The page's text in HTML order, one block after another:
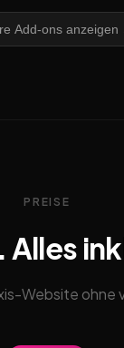
Add-ons anzeigen
PREISE
Alles
Website